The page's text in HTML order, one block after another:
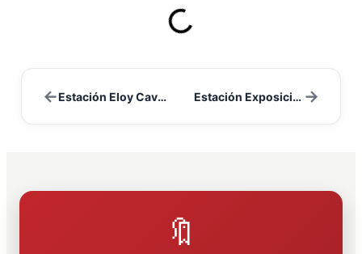
← Estación Eloy Cavazos Estación Exposición →
🔖